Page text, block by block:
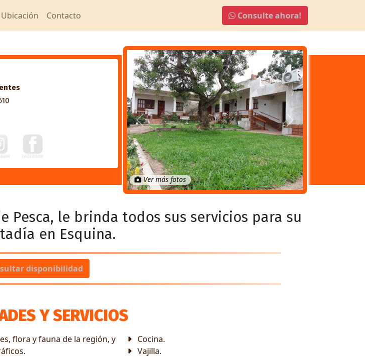
Ubicación Contacto Consulte ahora!
Anterior Próximo
Ver más fotos
Pesca, le brinda todos sus servicios para su
en Esquina.
disponibilidad
Y SERVICIOS
flora y fauna de la región, y
Cocina.
Vajilla.